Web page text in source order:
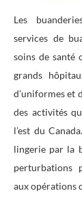
Les
services de
soins de santé
grands
d’uniformes et
des activités
l’est du
lingerie par la
perturbations
aux opérations